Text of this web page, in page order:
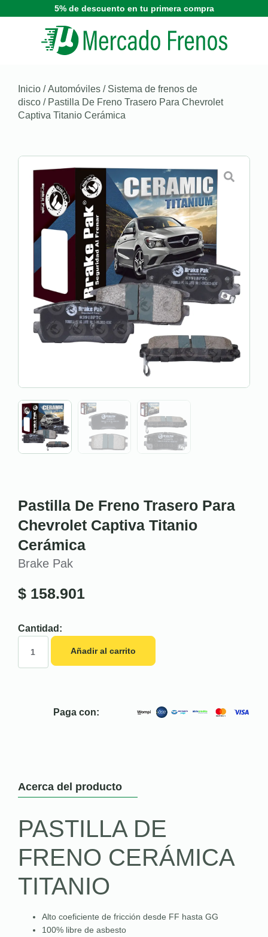
5% de descuento en tu primera compra
Inicio /Automóviles / Sistema de frenos de
disco / Pastilla De Freno Trasero Para Chevrolet
Captiva Titanio Cerámica
Pastilla De Freno Trasero Para
Chevrolet Captiva Titanio
Cerámica
Brake Pak
$ 158.901
Cantidad:
Añadir al carrito
Paga con:
Acerca del producto
PASTILLA DE
FRENO CERÁMICA
TITANIO
Alto coeficiente de fricción desde FF hasta GG
100% libre de asbesto